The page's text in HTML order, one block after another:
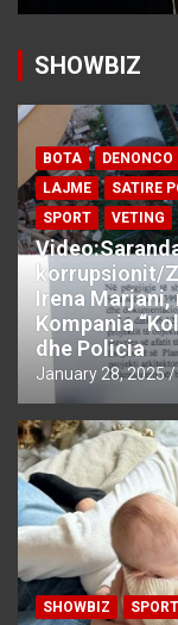
SHOWBIZ
BOTA DENONCO
LAJME
SATIRE
SPORT
VETING
korrupsionit/
Irena Marjani,
Kompania
dhe Policia
January 28, 2025
SHOWBIZ SPORT